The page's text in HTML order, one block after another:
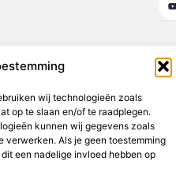
wij technologieën zoals
op te slaan en/of te raadplegen.
kunnen wij gegevens zoals
verwerken. Als je geen toestemming
een nadelige invloed hebben op
Contact
Website index Uit De Media
tot een sterke online autoriteit
weg naar financiële vrijheid